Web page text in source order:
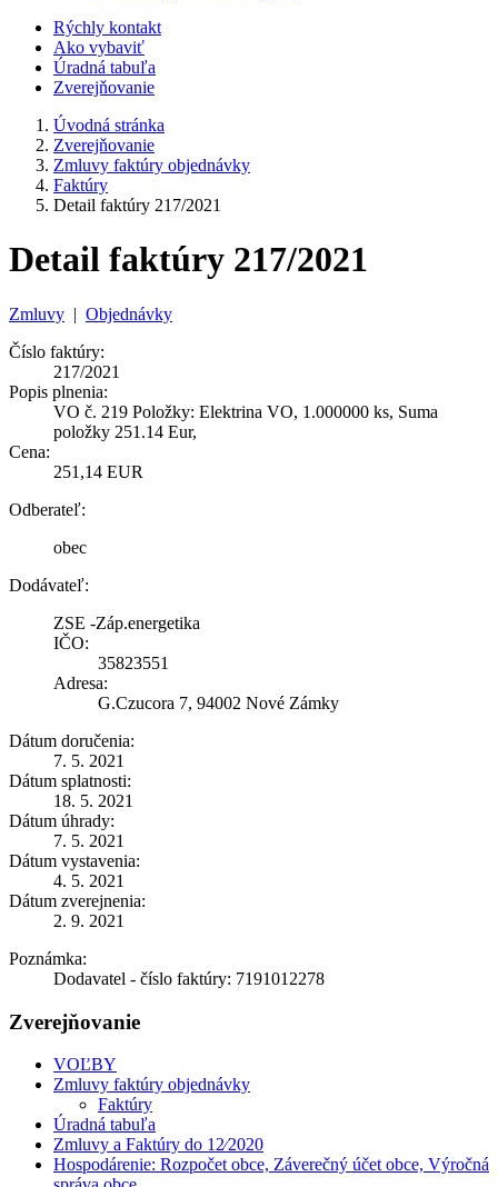
Rýchly kontakt
Ako vybaviť
Úradná tabuľa
Zverejňovanie
Úvodná stránka
Zverejňovanie
Zmluvy faktúry objednávky
Faktúry
Detail faktúry 217/2021
Detail faktúry 217/2021
Zmluvy | Objednávky
Číslo faktúry:
217/2021
Popis plnenia:
VO č. 219 Položky: Elektrina VO, 1.000000 ks, Suma
položky 251.14 Eur,
Cena:
251,14 EUR
Odberateľ:
obec
Dodávateľ:
ZSE -Záp.energetika
IČO:
35823551
Adresa:
G.Czucora 7, 94002 Nové Zámky
Dátum doručenia:
7. 5. 2021
Dátum splatnosti:
18. 5. 2021
Dátum úhrady:
7. 5. 2021
Dátum vystavenia:
4. 5. 2021
Dátum zverejnenia:
2. 9. 2021
Poznámka:
Dodavatel - číslo faktúry: 7191012278
Zverejňovanie
VOĽBY
Zmluvy faktúry objednávky
Faktúry
Úradná tabuľa
Zmluvy a Faktúry do 12⁄2020
Hospodárenie: Rozpočet obce, Záverečný účet obce, Výročná